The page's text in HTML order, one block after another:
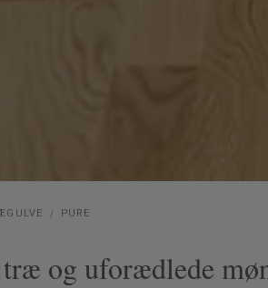
PURE
og uforædlede